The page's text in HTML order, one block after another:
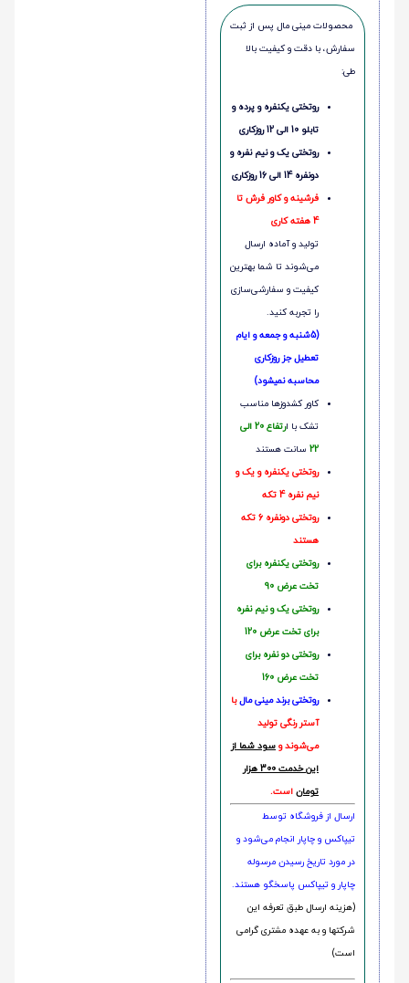
محصولات مینی‌ مال پس از ثبت
سفارش، با دقت و کیفیت بالا
طی:
روتختی یکنفره و پرده و
تابلو 10 الی 12 روزکاری
روتختی یک و نیم نفره و
دونفره 14 الی 16 روزکاری
فرشینه و کاور فرش تا
4 هفته کاری
تولید و آماده ارسال
می‌شوند تا شما بهترین
کیفیت و سفارشی‌سازی
را تجربه کنید.
(5شنبه و جمعه و ایام
تعطیل جز روزکاری
محاسبه نمیشود)
کاور کشدوزها مناسب
تشک با ا
رتفاع 20 الی
22 سانت هستند
روتختی یکنفره و یک و
نیم نفره 4 تکه
روتختی دونفره 6 تکه
هستند
روتختی یکنفره برای
تخت عرض 90
روتختی یک و نیم نفره
برای تخت عرض 120
روتختی دو نفره برای
تخت عرض 160
روتختی‌ برند مینی مالبا
آستر رنگی تولید
می‌شوند و سود شما از
این خدمت 300 هزار
تومان است.
ارسال از فروشگاه توسط
تیپاکس و چاپار انجام می‌شود و
در مورد تاریخ رسیدن مرسوله
چاپار و تیپاکس پاسخگو هستند.
(هزینه ارسال طبق تعرفه این
شرکتها و به عهده مشتری گرامی
است)